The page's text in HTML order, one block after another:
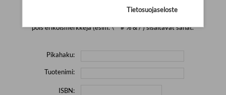
pois erikoismerkkejä (esim. \' " # % & / ) sisältävät sanat.
Pikahaku:
Tuotenimi:
ISBN:
Tietosuojaseloste